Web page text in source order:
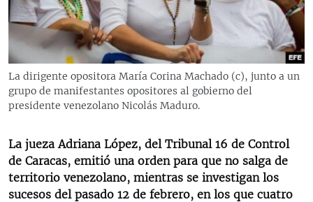
RADIO MARTÍ
ESPECIALES
ESPECIALES
LA REALIDAD DE LA VIVIENDA EN CUBA
SER VIEJO EN CUBA
KENTU-CUBANO
LOS SANTOS DE HIALEAH
DESINFORMACIÓN RUSA EN AMÉRICA LATINA
MULTIMEDIA
EDITORIALES
La dirigente opositora María Corina Machado (c), junto a un
grupo de manifestantes opositores al gobierno del
presidente venezolano Nicolás Maduro.
La jueza Adriana López, del Tribunal 16 de Control
de Caracas, emitió una orden para que no salga de
territorio venezolano, mientras se investigan los
sucesos del pasado 12 de febrero, en los que cuatro